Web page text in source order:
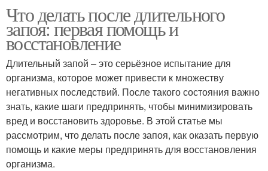
Что делать после длительного
запоя: первая помощь и
восстановление
Длительный запой – это серьёзное испытание для
организма, которое может привести к множеству
негативных последствий. После такого состояния важно
знать, какие шаги предпринять, чтобы минимизировать
вред и восстановить здоровье. В этой статье мы
рассмотрим, что делать после запоя, как оказать первую
помощь и какие меры предпринять для восстановления
организма.